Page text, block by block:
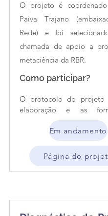
O projeto é
Paiva Trajano
Rede) e foi
chamada de apoio a
metaciência da RBR.
Como participar?
O protocolo do projeto
elaboração e as
colaboração possíveis
foram definidas.Em andamento
Página do